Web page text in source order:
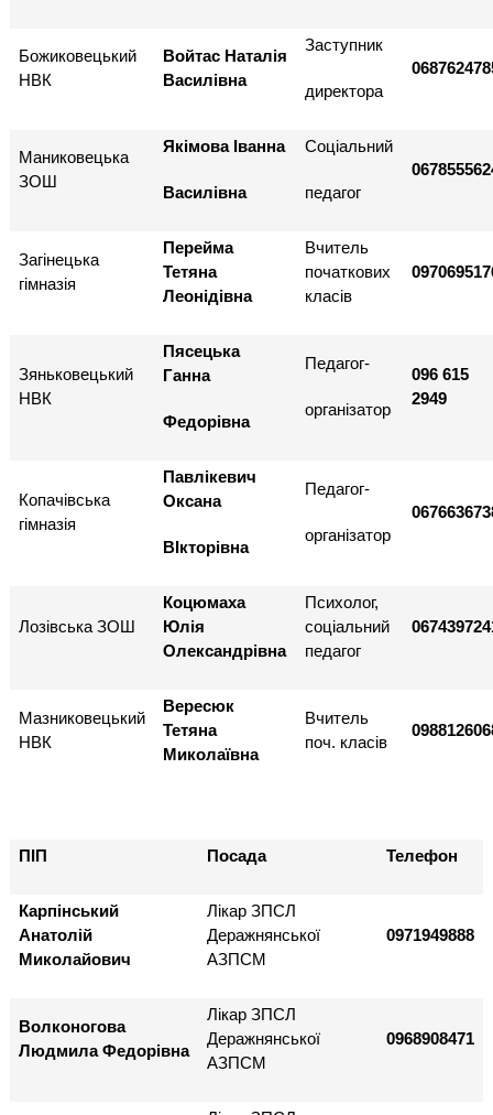
Божиковецький
НВК
Войтас Наталія
Василівна
Заступник
директора
Маниковецька
ЗОШ
Якімова Іванна
Василівна
Соціальний
педагог
Загінецька
гімназія
Перейма
Тетяна
Леонідівна
Вчитель
початкових
класів
Зяньковецький
НВК
Пясецька
Ганна
Федорівна
Педагог-
організатор
096 615
2949
Копачівська
гімназія
Павлікевич
Оксана
ВІкторівна
Педагог-
організатор
Лозівська ЗОШ
Коцюмаха
Юлія
Олександрівна
Психолог,
соціальний
педагог
Мазниковецький
НВК
Вересюк
Тетяна
Миколаївна
Вчитель
поч. класів
ПІП Посада Телефон
Карпінський
Анатолій
Миколайович
Лікар ЗПСЛ
Деражнянської
АЗПСМ
0971949888
Волконогова
Людмила Федорівна
Лікар ЗПСЛ
Деражнянської
АЗПСМ
0968908471